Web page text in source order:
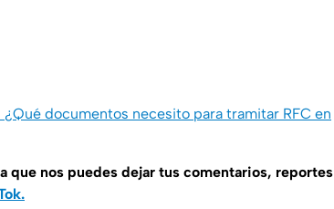
documentos necesito para tramitar RFC en
que nos puedes dejar tus comentarios, reportes